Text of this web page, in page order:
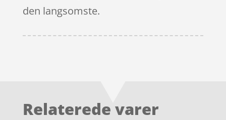
den langsomste.
Relaterede varer